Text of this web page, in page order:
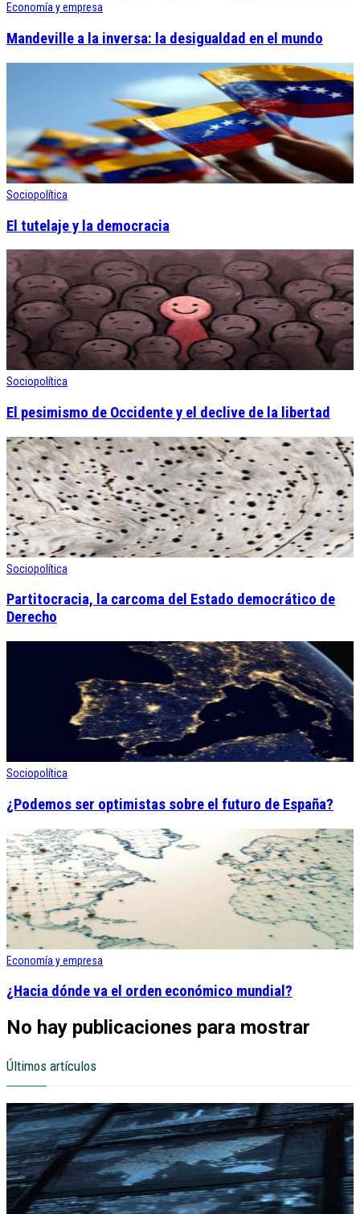
Economía y empresa
Mandeville a la inversa: la desigualdad en el mundo
Sociopolítica
El tutelaje y la democracia
Sociopolítica
El pesimismo de Occidente y el declive de la libertad
Sociopolítica
Partitocracia, la carcoma del Estado democrático de
Derecho
Sociopolítica
¿Podemos ser optimistas sobre el futuro de España?
Economía y empresa
¿Hacia dónde va el orden económico mundial?
No hay publicaciones para mostrar
Últimos artículos